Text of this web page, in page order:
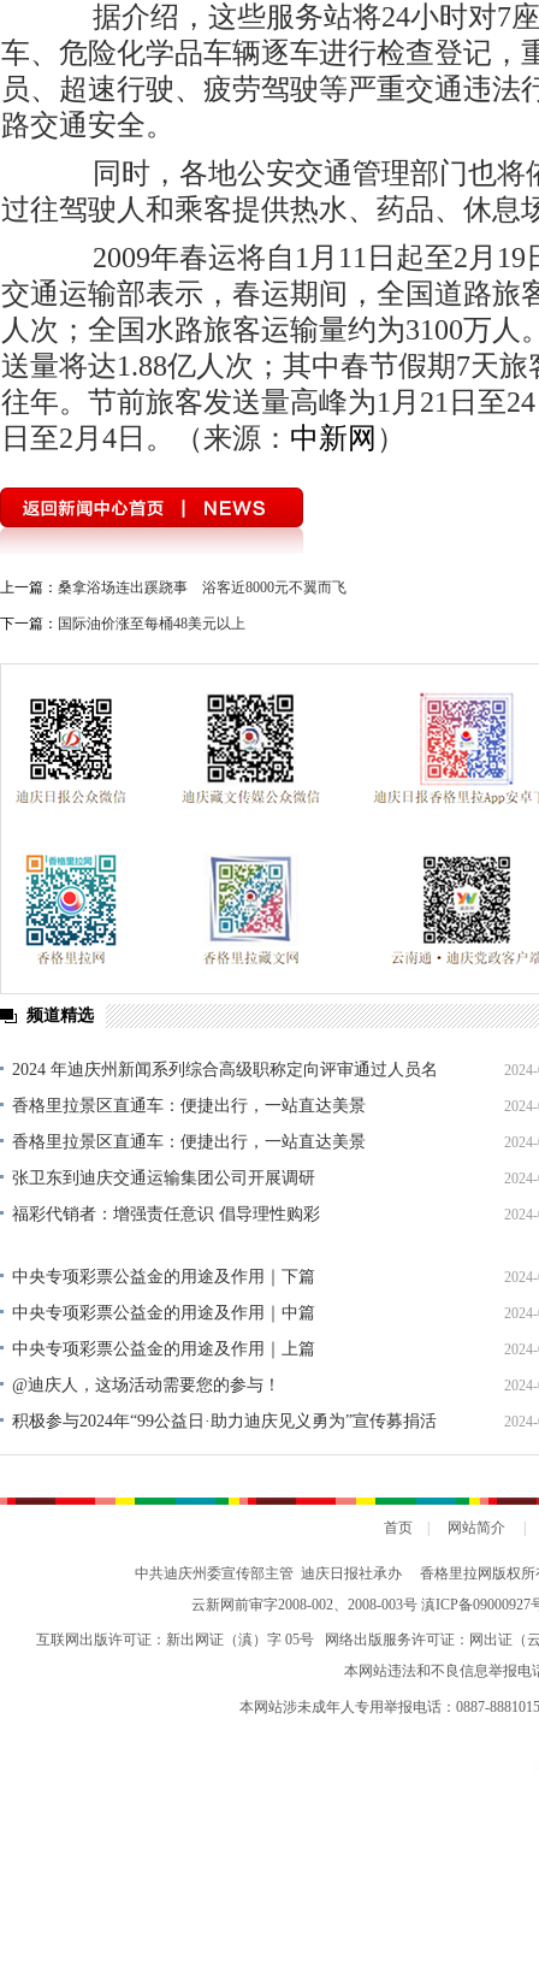
据介绍，这些服务站将24小时对7
车、危险化学品车辆逐车进行检查登记，
员、超速行驶、疲劳驾驶等严重交通违法
路交通安全。
同时，各地公安交通管理部门也将
过往驾驶人和乘客提供热水、药品、休息
2009年春运将自1月11日起至2月19
交通运输部表示，春运期间，全国道路旅
人次；全国水路旅客运输量约为3100万人
送量将达1.88亿人次；其中春节假期7天
往年。节前旅客发送量高峰为1月21日至
日至2月4日。（来源： 中新网 ）
上一篇： 桑拿浴场连出蹊跷事 浴客近8000元不翼而飞
下一篇： 国际油价涨至每桶48美元以上
频道精选
2024 年迪庆州新闻系列综合高级职称定向评审通过人员名
单公示
香格里拉景区直通车：便捷出行，一站直达美景
香格里拉景区直通车：便捷出行，一站直达美景
张卫东到迪庆交通运输集团公司开展调研
福彩代销者：增强责任意识 倡导理性购彩
中央专项彩票公益金的用途及作用｜下篇
中央专项彩票公益金的用途及作用｜中篇
中央专项彩票公益金的用途及作用｜上篇
@迪庆人，这场活动需要您的参与！
积极参与2024年“99公益日·助力迪庆见义勇为”宣传募捐活
动倡议书